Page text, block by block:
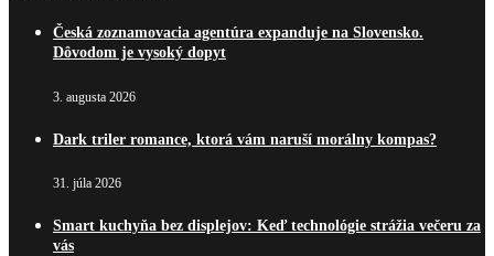
Česká zoznamovacia agentúra expanduje na Slovensko.
Dôvodom je vysoký dopyt
3. augusta 2026
Dark triler romance, ktorá vám naruší morálny kompas?
31. júla 2026
Smart kuchyňa bez displejov: Keď technológie strážia večeru za
vás